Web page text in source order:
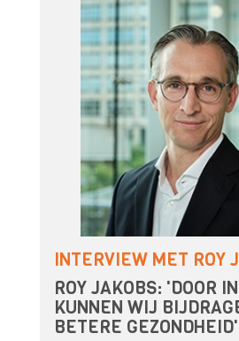
INTERVIEW MET ROY
ROY JAKOBS: 'DOOR
KUNNEN WIJ
BETERE GEZONDHEID'